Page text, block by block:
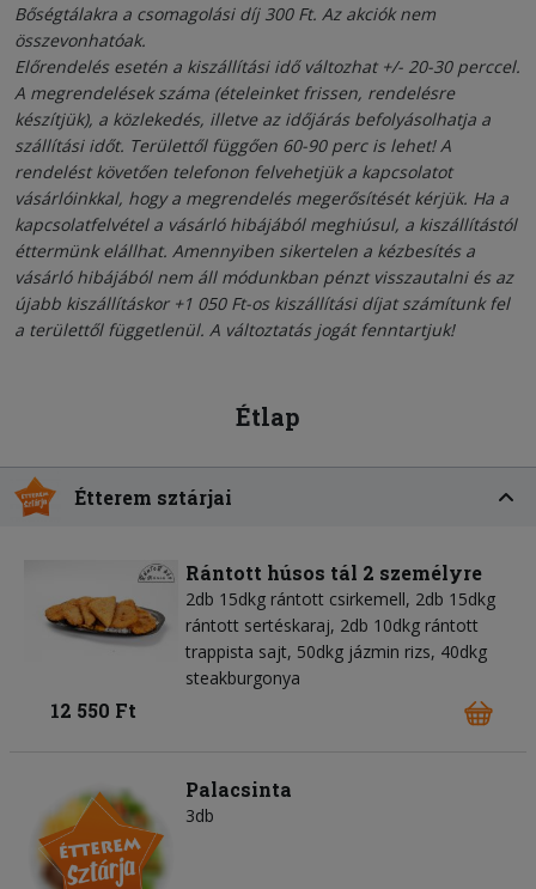
Bőségtálakra a csomagolási díj 300 Ft. Az akciók nem
összevonhatóak.
Előrendelés esetén a kiszállítási idő változhat +/- 20-30 perccel.
A megrendelések száma (ételeinket frissen, rendelésre
készítjük), a közlekedés, illetve az időjárás befolyásolhatja a
szállítási időt. Területtől függően 60-90 perc is lehet! A
rendelést követően telefonon felvehetjük a kapcsolatot
vásárlóinkkal, hogy a megrendelés megerősítését kérjük. Ha a
kapcsolatfelvétel a vásárló hibájából meghiúsul, a kiszállítástól
éttermünk elállhat. Amennyiben sikertelen a kézbesítés a
vásárló hibájából nem áll módunkban pénzt visszautalni és az
újabb kiszállításkor +1 050 Ft-os kiszállítási díjat számítunk fel
a területtől függetlenül. A változtatás jogát fenntartjuk!
Étlap
Étterem sztárjai
Rántott húsos tál 2 személyre
2db 15dkg rántott csirkemell, 2db 15dkg
rántott sertéskaraj, 2db 10dkg rántott
trappista sajt, 50dkg jázmin rizs, 40dkg
steakburgonya
12 550 Ft
Palacsinta
3db